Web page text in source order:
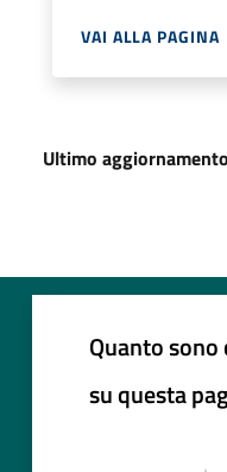
VAI ALLA PAGINA
Ultimo aggiornamento
Quanto
su questa